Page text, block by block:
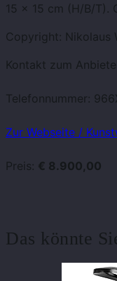
15 x 15 cm (H/B/T).
Copyright: Nikolaus
Kontakt zum
Telefonnummer:
Zur Webseite /
Preis: € 8.900,00
Das könnte